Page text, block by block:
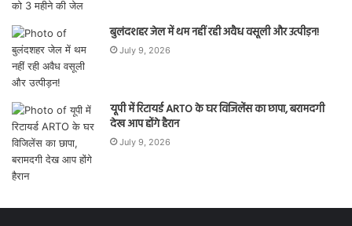
बुलंदशहर जेल में थम नहीं रही अवैध वसूली और उत्पीड़न!
July 9, 2026
यूपी में रिटायर्ड ARTO के घर विजिलेंस का छापा, बरामदगी
देख आप होंगे हैरान
July 9, 2026